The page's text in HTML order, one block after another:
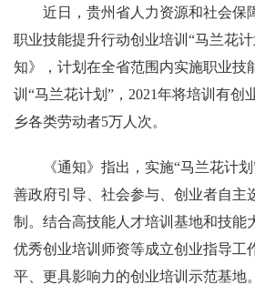
近日，贵州省人力资源和社会保
职业技能提升行动创业培训“马兰花
知》，计划在全省范围内实施职业技
训“马兰花计划”，2021年将培训有创
乡各类劳动者5万人次。
《通知》指出，实施“马兰花计
善政府引导、社会参与、创业者自主
制。结合高技能人才培训基地和技能
优秀创业培训师资等成立创业指导工
平、更具影响力的创业培训示范基地